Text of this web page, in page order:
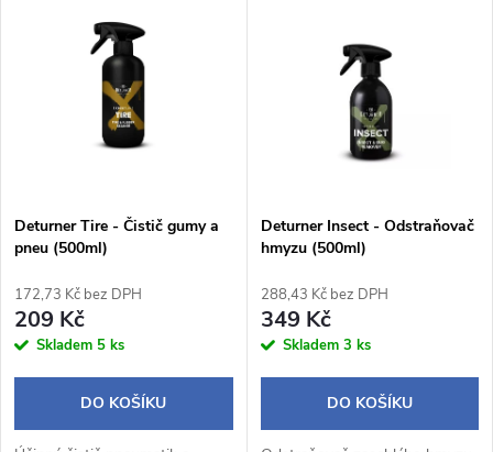
p
r
o
Abecedně
s
p
r
o
d
Deturner Tire - Čistič gumy a
pneu (500ml)
172,73 Kč bez DPH
209 Kč
Skladem 5 ks
DO KOŠÍKU
Deturner Insect - Odstraňovač
hmyzu (500ml)
288,43 Kč bez DPH
349 Kč
Skladem 3 ks
DO KOŠÍKU